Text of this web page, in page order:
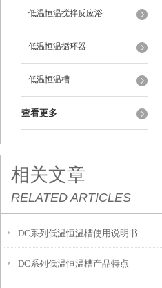
低温恒温搅拌反应浴
低温恒温循环器
低温恒温槽
查看更多
相关文章
RELATED ARTICLES
DC系列低温恒温槽使用说明书
DC系列低温恒温槽产品特点